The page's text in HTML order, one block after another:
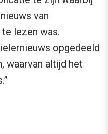
van
lezen was.
opgedeeld
waarvan altijd het